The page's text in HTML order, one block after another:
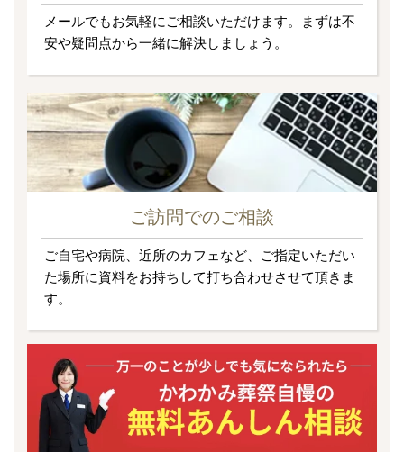
メールでもお気軽にご相談いただけます。まずは不
安や疑問点から一緒に解決しましょう。
ご訪問でのご相談
ご自宅や病院、近所のカフェなど、ご指定いただい
た場所に資料をお持ちして打ち合わせさせて頂きま
す。